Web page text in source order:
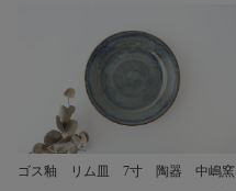
ゴス釉 リム皿 7寸 陶器 中嶋窯